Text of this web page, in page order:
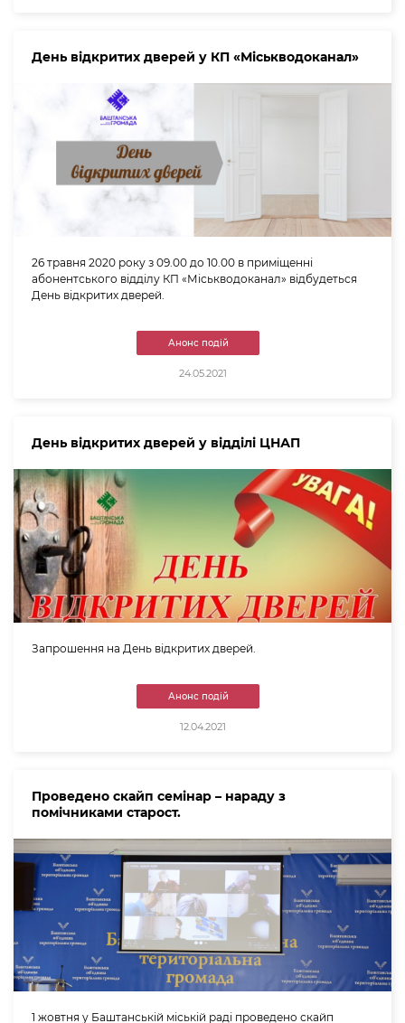
День відкритих дверей у КП «Міськводоканал»
26 травня 2020 року з 09.00 до 10.00 в приміщенні
абонентського відділу КП «Міськводоканал» відбудеться
День відкритих дверей.
Анонс подій
24.05.2021
День відкритих дверей у відділі ЦНАП
Запрошення на День відкритих дверей.
Анонс подій
12.04.2021
Проведено скайп семінар – нараду з
помічниками старост.
1 жовтня у Баштанській міській раді проведено скайп